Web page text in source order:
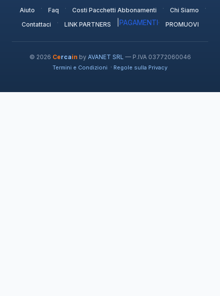
Aiuto · Faq · Costi Pacchetti Abbonamenti · Chi Siamo ·
Contattaci · LINK PARTNERS PAGAMENTI· PROMUOVI
© 2026 Cercain by AVANET SRL — P.IVA 03772060046
Termini e Condizioni · Regole sulla Privacy